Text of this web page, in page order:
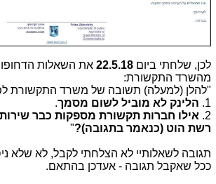
לכן, שלחתי ביום 22.5.18 את השאלות
מהשרד התקשורת:
"להלן (למעלה) תשובה של משרד התקשורת
1. הלינק לא מוביל לשום מסמך.
2. אילו חברות תקשורת מספקות כבר
רשת הוט (כנאמר בתגובה)?"
תגובה לשאלותיי לא הצלחתי לקבל, לא שלא
ככל שאקבל תגובה - אעדכן בהתאם.